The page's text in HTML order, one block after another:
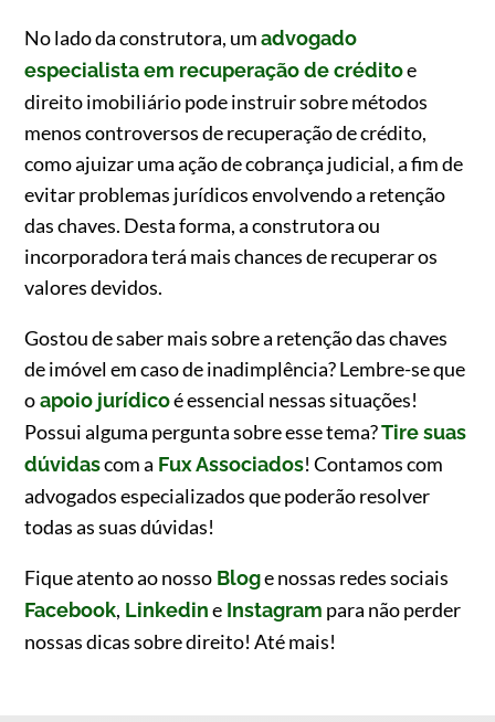
No lado da construtora, umadvogado
especialista em recuperação de créditoe
direito imobiliário pode instruir sobre métodos
menos controversos de recuperação de crédito,
como ajuizar uma ação de cobrança judicial, a fim de
evitar problemas jurídicos envolvendo a retenção
das chaves. Desta forma, a construtora ou
incorporadora terá mais chances de recuperar os
valores devidos.
Gostou de saber mais sobre a retenção das chaves
de imóvel em caso de inadimplência? Lembre-se que
oapoio jurídicoé essencial nessas situações!
Possui alguma pergunta sobre esse tema?Tire suas
dúvidascom a Fux Associados! Contamos com
advogados especializados que poderão resolver
todas as suas dúvidas!
Fique atento ao nosso Bloge nossas redes sociais
Facebook, Linkedine Instagram para não perder
nossas dicas sobre direito! Até mais!